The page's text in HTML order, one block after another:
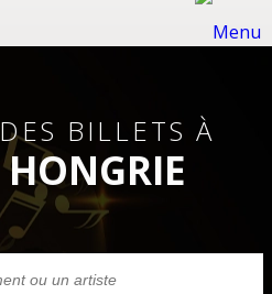
BILLETS À